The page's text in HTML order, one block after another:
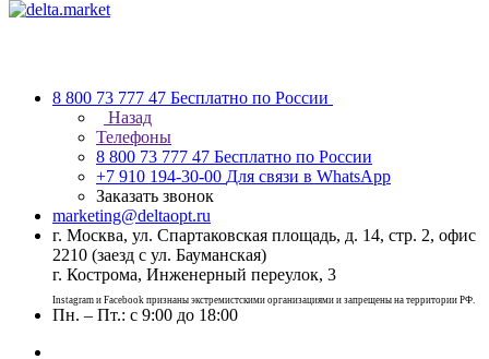
8 800 73 777 47 Бесплатно по России
Назад
Телефоны
8 800 73 777 47 Бесплатно по России
+7 910 194-30-00 Для связи в WhatsApp
Заказать звонок
marketing@deltaopt.ru
г. Москва, ул. Спартаковская площадь, д. 14, стр. 2, офис
2210 (заезд с ул. Бауманская)
г. Кострома, Инженерный переулок, 3
Instagram и Facebook признаны экстремистскими организациями и запрещены на территории РФ.
Пн. – Пт.: с 9:00 до 18:00